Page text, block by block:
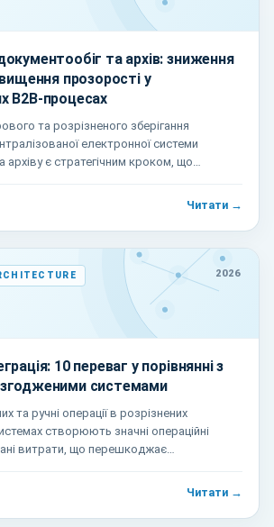
та архів: зниження
прозорості у
B2B-процесах
та розрізненого зберігання
електронної системи
архіву є стратегічним кроком, що
Читати →
2026
10 переваг у порівнянні з
системами
та ручні операції в розрізнених
створюють значні операційні
витрати, що перешкоджає
Читати →